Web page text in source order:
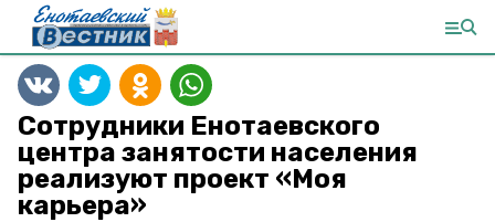
Сотрудники Енотаевского
центра занятости населения
реализуют проект «Моя
карьера»